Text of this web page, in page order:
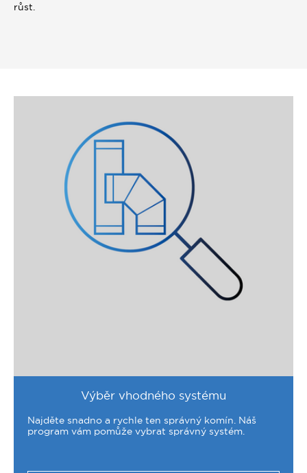
růst.
Výběr vhodného systému
Najděte snadno a rychle ten správný komín. Náš
program vám pomůže vybrat správný systém.